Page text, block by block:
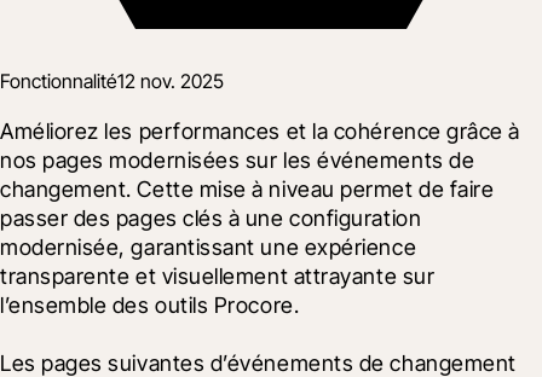
Fonctionnalité12 nov. 2025
Améliorez les performances et la cohérence grâce à
nos pages modernisées sur les événements de
changement. Cette mise à niveau permet de faire
passer des pages clés à une configuration
modernisée, garantissant une expérience
transparente et visuellement attrayante sur
l’ensemble des outils Procore.
Les pages suivantes d’événements de changement